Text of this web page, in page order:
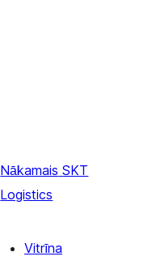
Nākamais SKT
Logistics
Vitrīna